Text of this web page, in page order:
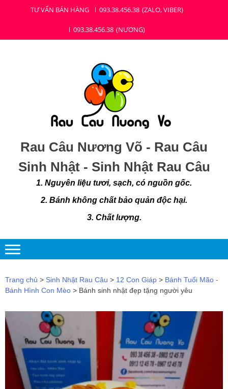
TƯ VẤN BÁN HÀNG 093.38.456.38 (ZALO, VIBER)
093.38.456.38 (NƯƠNG)
Rau Câu Nương Võ - Rau Câu
Sinh Nhật - Sinh Nhật Rau Câu
1. Nguyên liệu tươi, sạch, có nguồn gốc.
2. Bánh không chất bảo quản độc hại.
3. Chất lượng.
Trang chủ > Sinh Nhật Rau Câu > 12 Con Giáp > Bánh Tuổi Mão -
Bánh Hình Con Mèo > Bánh sinh nhật đẹp tặng người yêu